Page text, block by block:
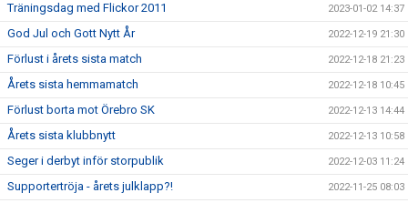
Träningsdag med Flickor 2011 2023-01-02 14:37
God Jul och Gott Nytt År 2022-12-19 21:30
Förlust i årets sista match 2022-12-18 21:23
Årets sista hemmamatch 2022-12-18 10:45
Förlust borta mot Örebro SK 2022-12-13 14:44
Årets sista klubbnytt 2022-12-13 10:58
Seger i derbyt inför storpublik 2022-12-03 11:24
Supportertröja - årets julklapp?! 2022-11-25 08:03